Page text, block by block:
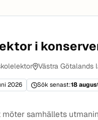
i
Västra Götalands
2026 Sök senast:18
samhällets